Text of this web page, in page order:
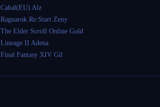
Cabal(EU) Alz
Ragnarok Re:Start Zeny
The Elder Scroll Online Gold
Lineage II Adena
Final Fantasy XIV Gil